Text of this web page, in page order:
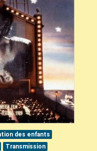
des enfants
Transmission